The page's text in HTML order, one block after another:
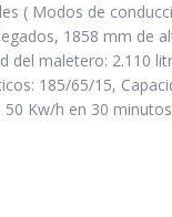
( Modos de
1858 mm de
del maletero: 2.110
185/65/15,
Kw/h en 30